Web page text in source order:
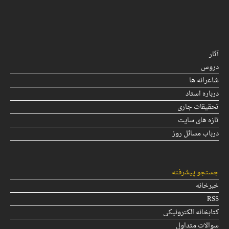
آثار
دروس
شاعرانه ها
درباره استاد
تحقیقات جاری
تازه های سایت
درباب مسائل روز
جستجو پیشرفته
خبرخانه
RSS
کتابخانه الکترونیکی
سوالات متداول